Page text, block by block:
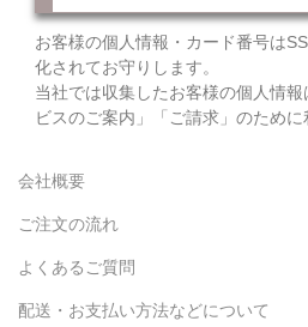
お客様の個人情報・カード番号は
化されてお守りします。
当社では収集したお客様の個人情
ビスのご案内」「ご請求」のために
会社概要
ご注文の流れ
よくあるご質問
配送・お支払い方法などについて